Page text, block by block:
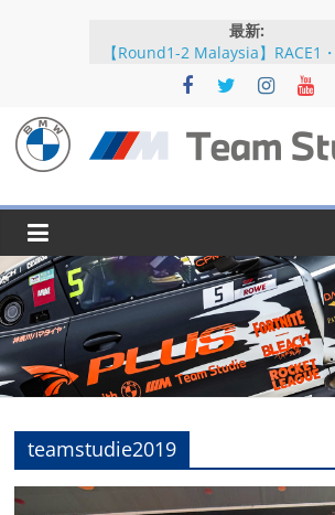
へ
キ
プ
最新:
【Round1-2 Malaysia】RACE1
【Round5-6 JAPAN】RACE2
【Round5-6 JAPAN】RACE1・
【Round3-4 Indonesia】RACE1
BMW
M
Team
Studie
SUPER
GT
BMW
M
Team
teamstudie2019